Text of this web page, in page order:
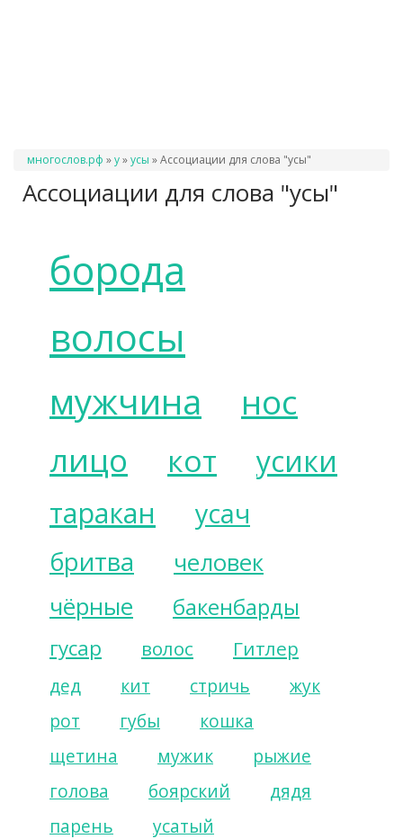
Вы
многослов.рф »у»усы »Ассоциации для слова "усы"
Ассоциации для слова "усы"
борода
волосы
мужчина нос
лицо кот усики
таракан усач
бритва
человек
чёрные
бакенбарды
гусар волос Гитлер
дед кит стричь
жук
рот
губы
кошка
щетина
мужик
рыжие
голова
боярский
дядя
парень
усатый